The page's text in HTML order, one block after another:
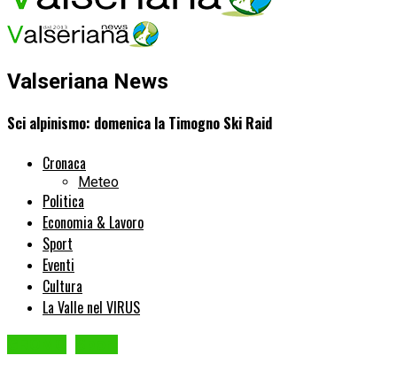
Valseriana News
Sci alpinismo: domenica la Timogno Ski Raid
Cronaca
Meteo
Politica
Economia & Lavoro
Sport
Eventi
Cultura
La Valle nel VIRUS